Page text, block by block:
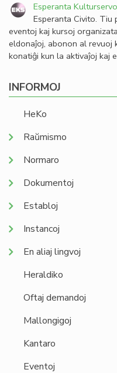
Esperanta Kulturservo
Esperanta Civito.
eventoj kaj kursoj
eldonaĵoj, abonon al revuoj
konatiĝi kun la aktivaĵoj kaj
INFORMOJ
HeKo
Raŭmismo
Normaro
Dokumentoj
Establoj
Instancoj
En aliaj lingvoj
Heraldiko
Oftaj demandoj
Mallongigoj
Kantaro
Eventoj